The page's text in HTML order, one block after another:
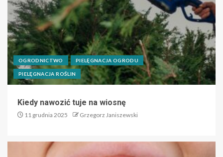
OGRODNICTWO PIELĘGNACJA OGRODU
PIELĘGNACJA ROŚLIN
Kiedy nawozić tuje na wiosnę
11 grudnia 2025 Grzegorz Janiszewski